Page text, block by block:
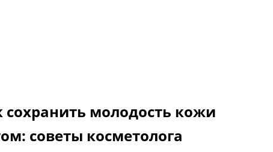
сохранить молодость кожи
советы косметолога